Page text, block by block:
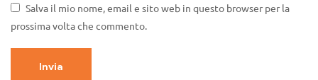
Salva il mio nome, email e sito web in questo browser per la
prossima volta che commento.